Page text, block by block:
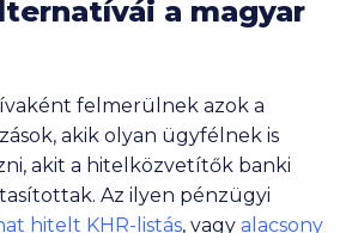
a magyar
felmerülnek azok a
akik olyan ügyfélnek is
akit a hitelközvetítők banki
Az ilyen pénzügyi
hitelt KHR-listás, vagy alacsony